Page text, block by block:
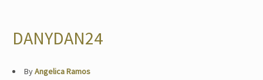
DANYDAN24
ByAngelica Ramos